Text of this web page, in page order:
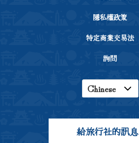
隱私權政策
特定商業交易法
詢問
Chinese
給旅行社的訊息